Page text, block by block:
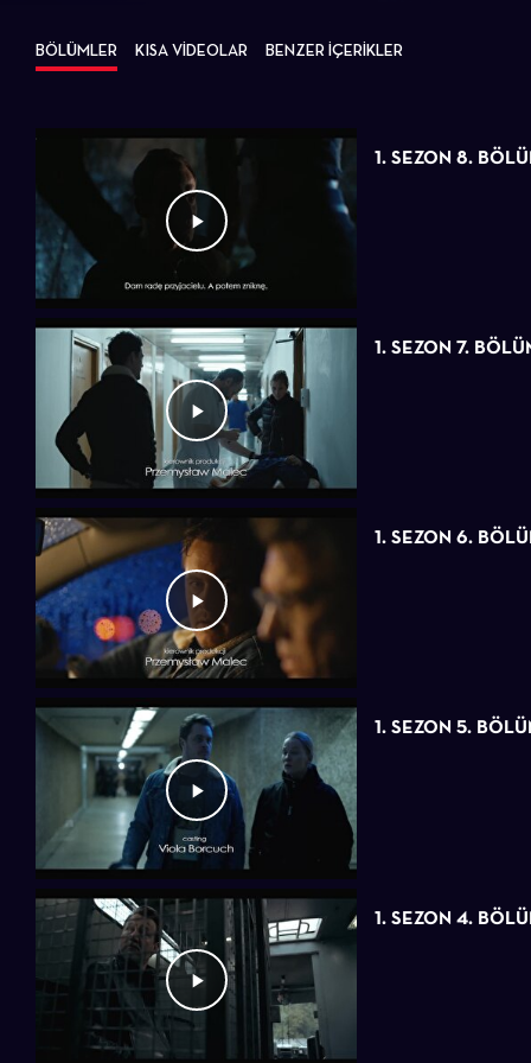
BÖLÜMLER KISA VİDEOLAR
BENZER İÇERİKLER
1. SEZON 8.
1. SEZON 7.
1. SEZON 6.
1. SEZON 5.
1. SEZON 4.